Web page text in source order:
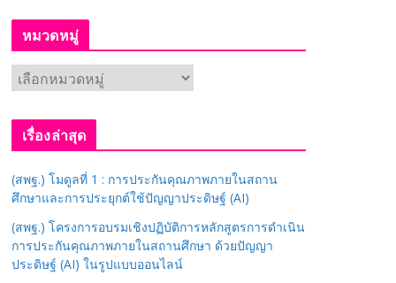
หมวดหมู่
ม
ว
มู่
เรื่องล่าสุด
(สพฐ.) โมดูลที่ 1 : การประกันคุณภาพภายในสถาน
ศึกษาและการประยุกต์ใช้ปัญญาประดิษฐ์ (AI)
(สพฐ.) โครงการอบรมเชิงปฏิบัติการหลักสูตรการดำเนิน
การประกันคุณภาพภายในสถานศึกษา ด้วยปัญญา
ประดิษฐ์ (AI) ในรูปแบบออนไลน์